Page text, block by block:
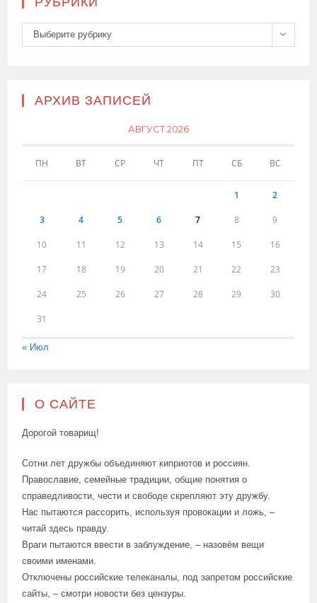
Рубрики
Выберите рубрику
АРХИВ ЗАПИСЕЙ
АВГУСТ 2026
ПН ВТ СР ЧТ ПТ СБ ВС
1 2
3 4 5 6 7 8 9
10 11 12 13 14 15 16
17 18 19 20 21 22 23
24 25 26 27 28 29 30
31
« Июл
О САЙТЕ
Дорогой товарищ!
Сотни лет дружбы объединяют киприотов и россиян.
Православие, семейные традиции, общие понятия о
справедливости, чести и свободе скрепляют эту дружбу.
Нас пытаются рассорить, используя провокации и ложь, –
читай здесь правду.
Враги пытаются ввести в заблуждение, – назовём вещи
своими именами.
Отключены российские телеканалы, под запретом российские
сайты, – смотри новости без цензуры.